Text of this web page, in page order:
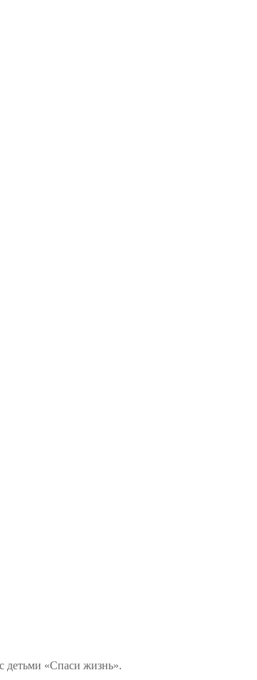
«Спаси жизнь».